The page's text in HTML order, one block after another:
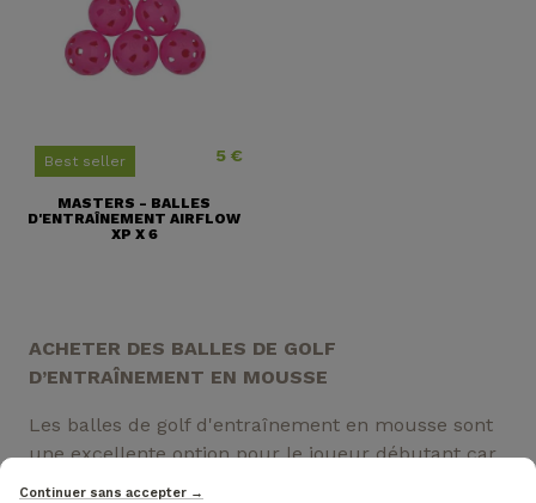
Best seller Price
5 €
MASTERS - BALLES
D'ENTRAÎNEMENT AIRFLOW
XP X 6
ACHETER DES BALLES DE GOLF
D’ENTRAÎNEMENT EN MOUSSE
Les balles de golf d'entraînement en mousse sont
une excellente option pour le joueur débutant car
elles se comportent beaucoup comme des balles
Continuer sans accepter →